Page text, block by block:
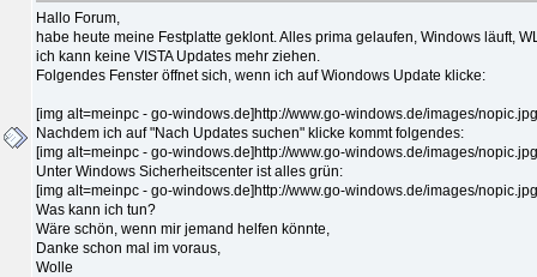
Hallo Forum,
habe heute meine Festplatte geklont. Alles prima gelaufen, Windows läuft,
ich kann keine VISTA Updates mehr ziehen.
Folgendes Fenster öffnet sich, wenn ich auf Wiondows Update klicke:
[img alt=meinpc - go-windows.de]http://www.go-windows.de/images/
Nachdem ich auf "Nach Updates suchen" klicke kommt folgendes:
[img alt=meinpc - go-windows.de]http://www.go-windows.de/images/
Unter Windows Sicherheitscenter ist alles grün:
[img alt=meinpc - go-windows.de]http://www.go-windows.de/images/
Was kann ich tun?
Wäre schön, wenn mir jemand helfen könnte,
Danke schon mal im voraus,
Wolle